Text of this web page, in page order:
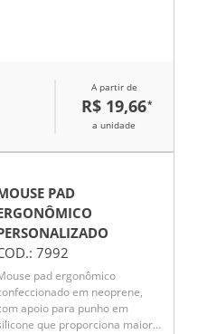
A partir de
R$ 19,66*
a unidade
PAD
7992
pad ergonômico
em neoprene,
apoio para punho em
que proporciona maior